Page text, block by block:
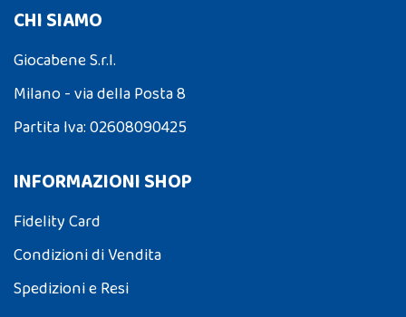
CHI SIAMO
Giocabene S.r.l.
Milano - via della Posta 8
Partita Iva: 02608090425
INFORMAZIONI SHOP
Fidelity Card
Condizioni di Vendita
Spedizioni e Resi